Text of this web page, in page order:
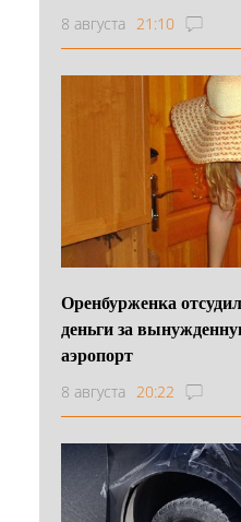
8 августа 21:10
Оренбурженка
деньги за
аэропорт
8 августа 20:22